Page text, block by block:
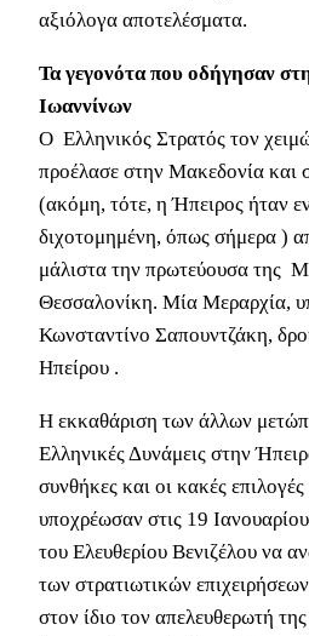
αξιόλογα αποτελέσματα.
Τα γεγονότα που οδήγησαν
Ιωαννίνων
Ο Ελληνικός Στρατός τον
προέλασε στην Μακεδονία και
(ακόμη, τότε, η Ήπειρος ήταν
διχοτομημένη, όπως σήμερα )
μάλιστα την πρωτεύουσα της
Θεσσαλονίκη. Μία Μεραρχία,
Κωνσταντίνο Σαπουντζάκη,
Ηπείρου .
Η εκκαθάριση των άλλων
Ελληνικές Δυνάμεις στην
συνθήκες και οι κακές
υποχρέωσαν στις 19
του Ελευθερίου Βενιζέλου να
των στρατιωτικών
στον ίδιο τον απελευθερωτή